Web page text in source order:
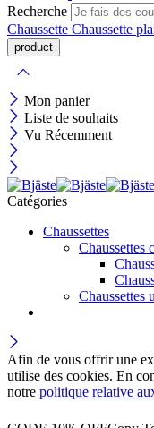
Recherche
Chaussette Chaussette
Mon panier
Liste de souhaits
Vu Récemment
Catégories
Chaussettes
Chaussettes
Chaussettes
Afin de vous offrir une
utilise des cookies. En
notre politique relative